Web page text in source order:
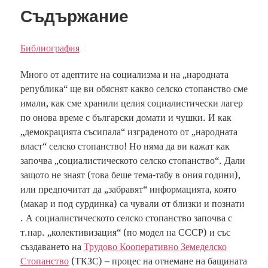
Съдържание
Библиография
Много от адептите на социализма и на „народната
република“ ще ви обяснят какво селско стопанство сме
имали, как сме хранили целия социалистически лагер
по онова време с български домати и чушки. И как
„демокрацията съсипала“ изграденото от „народната
власт“ селско стопанство! Но няма да ви кажат как
започва „социалистическото селско стопанство“. Дали
защото не знаят (това беше тема-табу в ония години),
или предпочитат да „забравят“ информацията, която
(макар и под сурдинка) са чували от близки и познати
. А социалистическото селско стопанство започва с
т.нар. „колективизация“ (по модел на СССР) и със
създаването на Трудово Кооперативно Земеделско
Стопанство(ТКЗС) – процес на отнемане на бащината